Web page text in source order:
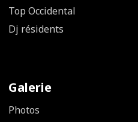
Top Occidental
Dj résidents
Galerie
Photos